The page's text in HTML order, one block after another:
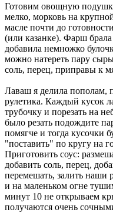
Готовим овощную
мелко, морковь на
масле почти до
(или казанке). Фарш
добавила немножко
можно натереть пару
соль, перец, приправы к
Лаваш я делила пополам,
рулетика. Каждый кусок
трубочку и порезать на
было резать подождите
помягче и тогда кусочки
"поставить" по кругу на
Приготовить соус:
добавить соль, перец,
перемешать, залить наши
и на маленьком огне
минут 10 не открываем
получаются очень